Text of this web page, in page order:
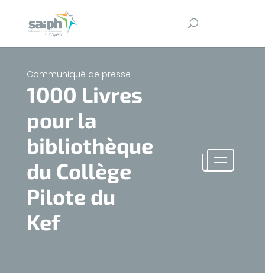
Communiqué de presse
1000 Livres
pour la
bibliothèque
du Collège
Pilote du
Kef